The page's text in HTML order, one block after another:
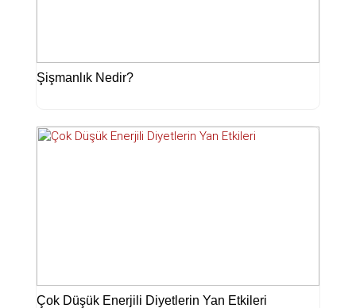
Şişmanlık Nedir?
Çok Düşük Enerjili Diyetlerin Yan Etkileri